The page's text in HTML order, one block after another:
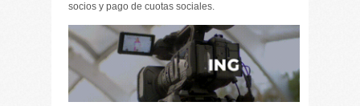
socios y pago de cuotas sociales.